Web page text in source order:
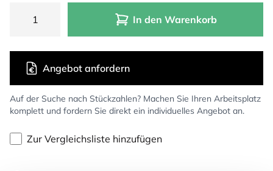
In den Warenkorb
Auf der Suche nach Stückzahlen? Machen Sie Ihren Arbeitsplatz
komplett und fordern Sie direkt ein individuelles Angebot an.
Angebot anfordern
Zur Vergleichsliste hinzufügen